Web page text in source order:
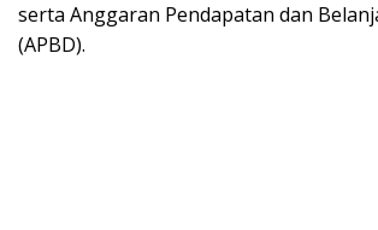
serta Anggaran Pendapatan dan
(APBD).